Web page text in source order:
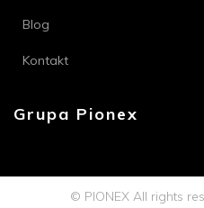
Blog
Kontakt
Grupa Pionex
Chemia Bielsko
Profi PSB© PIONEX All rights